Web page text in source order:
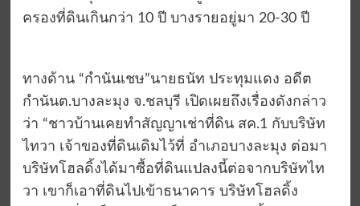
ครองที่ดินเกินกว่า 10 ปี บางรายอยู่มา 20-30 ปี
ทางด้าน “กำนันเชษ”นายธนัท ประทุมแดง อดีต
กำนันต.บางละมุง จ.ชลบุรี เปิดเผยถึงเรื่องดังกล่าว
ว่า “ชาวบ้านเคยทำสัญญาเช่าที่ดิน สค.1 กับบริษัท
ไทวา เจ้าของที่ดินเดิมไว้ที่ อำเภอบางละมุง ต่อมา
บริษัทโฮลดิ้งได้มาซื้อที่ดินแปลงนี้ต่อจากบริษัทไท
วา เขาก็เอาที่ดินไปเข้าธนาคาร บริษัทโฮลดิ้ง